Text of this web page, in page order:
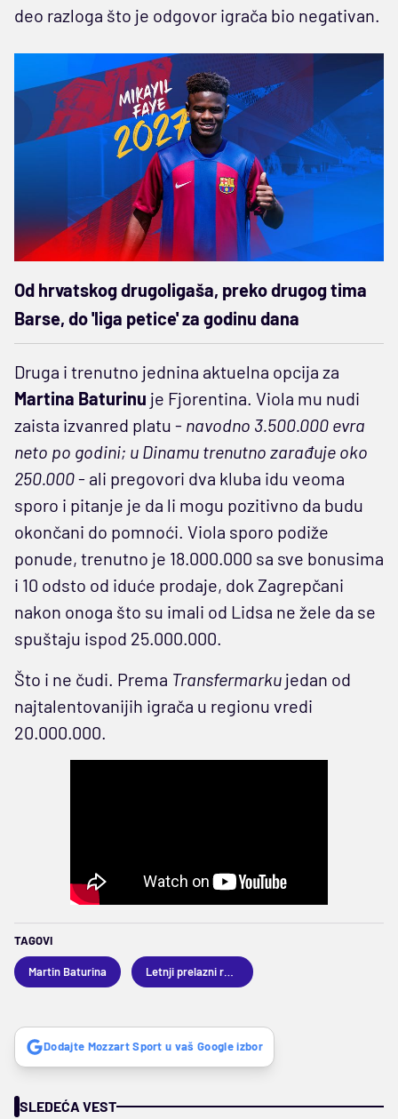
deo razloga što je odgovor igrača bio negativan.
Od hrvatskog drugoligaša, preko drugog tima
Barse, do 'liga petice' za godinu dana
Druga i trenutno jednina aktuelna opcija za
Martina Baturinu je Fjorentina. Viola mu nudi
zaista izvanred platu - navodno 3.500.000 evra
neto po godini; u Dinamu trenutno zarađuje oko
250.000- ali pregovori dva kluba idu veoma
sporo i pitanje je da li mogu pozitivno da budu
okončani do pomnoći. Viola sporo podiže
ponude, trenutno je 18.000.000 sa sve bonusima
i 10 odsto od iduće prodaje, dok Zagrepčani
nakon onoga što su imali od Lidsa ne žele da se
spuštaju ispod 25.000.000.
Što i ne čudi. Prema Transfermarku jedan od
najtalentovanijih igrača u regionu vredi
20.000.000.
TAGOVI
Martin Baturina
Dodajte Mozzart Sport u vaš Google izbor
SLEDEĆA VEST